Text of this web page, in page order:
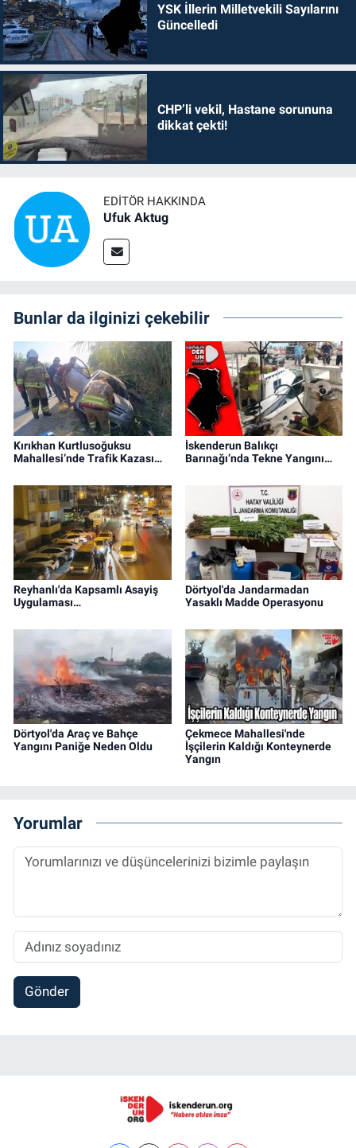
YSK İllerin Milletvekili Sayılarını
Güncelledi
CHP’li vekil, Hastane sorununa
dikkat çekti!
EDITÖR HAKKINDA
Ufuk Aktug
Bunlar da ilginizi çekebilir
Kırıkhan Kurtlusoğuksu
Mahallesi’nde Trafik Kazası…
İskenderun Balıkçı
Barınağı’nda Tekne Yangını…
Reyhanlı'da Kapsamlı Asayiş
Uygulaması…
Dörtyol'da Jandarmadan
Yasaklı Madde Operasyonu
Dörtyol'da Araç ve Bahçe
Yangını Paniğe Neden Oldu
Çekmece Mahallesi'nde
İşçilerin Kaldığı Konteynerde
Yangın
Yorumlar
Gönder